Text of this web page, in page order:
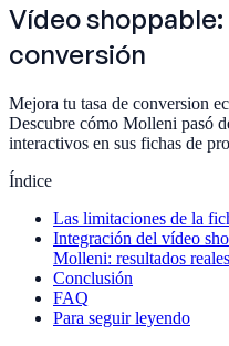
Vídeo
conversión
Mejora tu tasa de conversion
Descubre cómo Molleni pasó
interactivos en sus fichas de
Índice
Las limitaciones de la
Integración del vídeo
Molleni: resultados reales
Conclusión
FAQ
Para seguir leyendo